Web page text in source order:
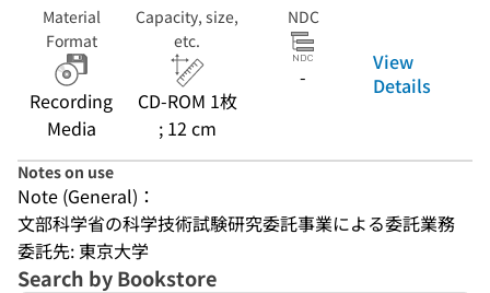
Material
Format
Recording
Media
Capacity, size,
etc.
CD-ROM 1枚
; 12 cm
NDC
-
View
Details
Notes on use
Note (General)：
文部科学省の科学技術試験研究委託事業による委託業務
委託先: 東京大学
Search by Bookstore